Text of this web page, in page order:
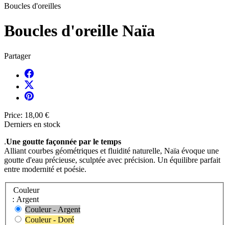
Boucles d'oreilles
Boucles d'oreille Naïa
Partager
Price: 18,00 €
Derniers en stock
.Une goutte façonnée par le temps
Alliant courbes géométriques et fluidité naturelle, Naïa évoque une
goutte d'eau précieuse, sculptée avec précision. Un équilibre parfait
entre modernité et poésie.
Couleur
: Argent
Couleur - Argent
Couleur - Doré